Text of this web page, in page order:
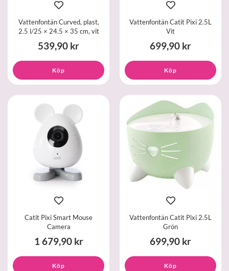
Vattenfontän Curved, plast,
2.5 l/25 × 24.5 × 35 cm, vit
539,90 kr
Köp
Vattenfontän Catit Pixi 2.5L
Vit
699,90 kr
Köp
Catit Pixi Smart Mouse
Camera
1 679,90 kr
Köp
Vattenfontän Catit Pixi 2.5L
Grön
699,90 kr
Köp